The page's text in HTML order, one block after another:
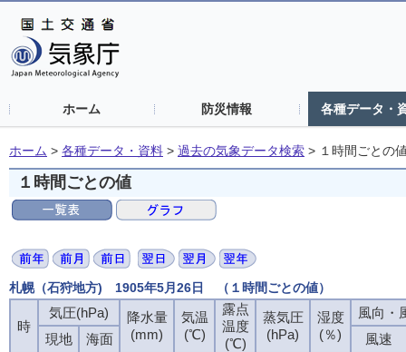
ホーム 防災情報 各種データ・
ホーム > 各種データ・資料 > 過去の気象データ検索 > １時間ごとの
１時間ごとの値
札幌（石狩地方) 1905年5月26日 （１時間ごとの値）
時
気圧(hPa)
降水量
(mm)
気温
(℃)
露点
温度
(℃)
蒸気圧
(hPa)
湿度
(％)
風向・
現地
海面
風速